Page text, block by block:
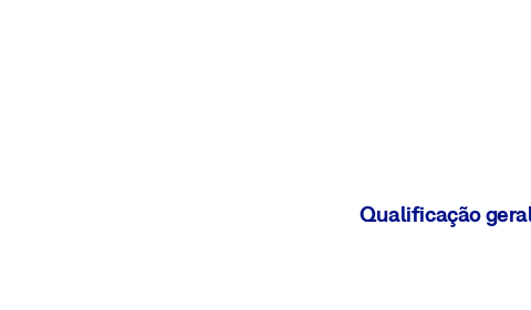
Qualificação